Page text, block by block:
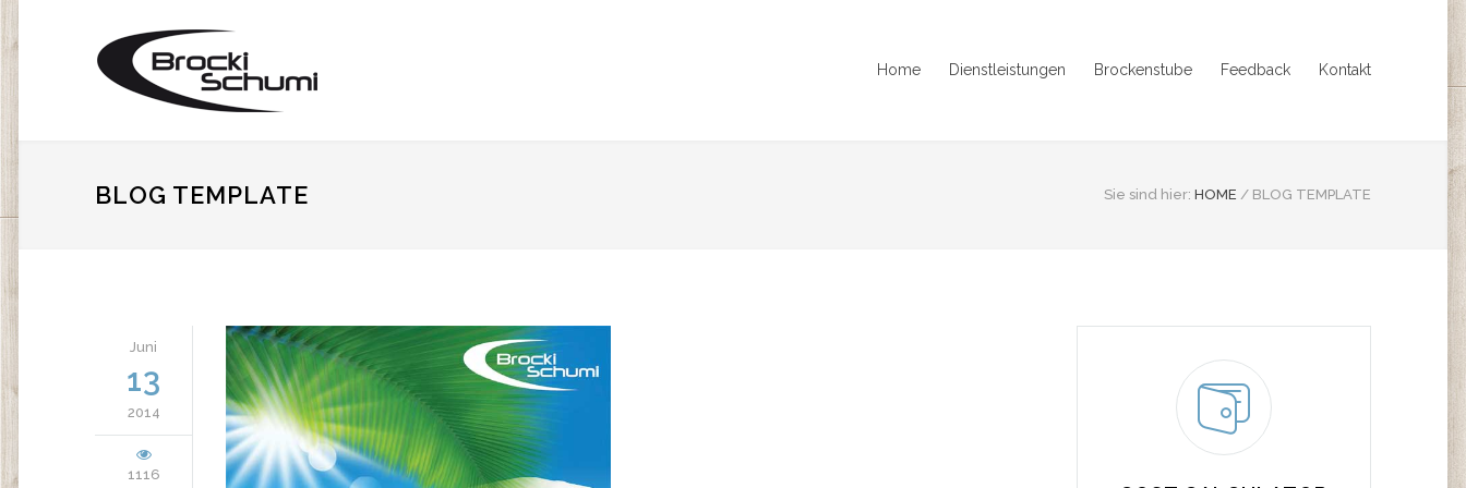
Home Dienstleistungen Brockenstube Feedback Kontakt
BLOG TEMPLATE Sie sind hier: HOME / BLOG TEMPLATE
Juni
13
2014
1116